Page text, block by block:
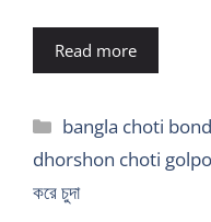
Read more
Categories
bangla choti
dhorshon choti golpo
করে চুদা